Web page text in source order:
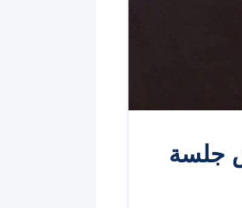
جلسة